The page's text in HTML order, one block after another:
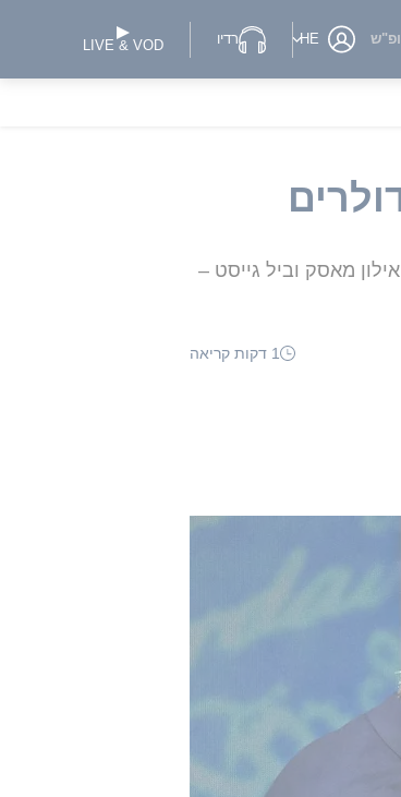
HE רדיו LIVE & VOD
מאסק וביל גייסט –
1 דקות קריאה